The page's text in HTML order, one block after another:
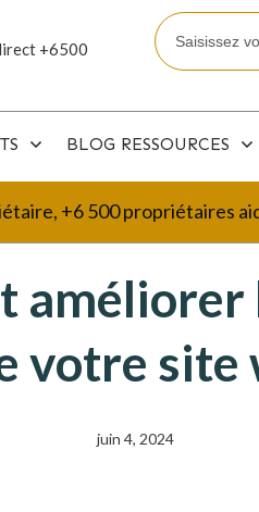
+6500
BLOG RESSOURCES
+6 500 propriétaires
améliorer
votre site
juin 4, 2024